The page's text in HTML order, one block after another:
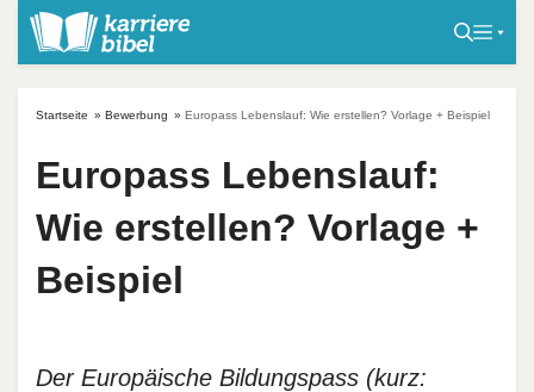
Startseite » Bewerbung » Europass Lebenslauf: Wie erstellen? Vorlage + Beispiel
Europass Lebenslauf:
Wie erstellen? Vorlage +
Beispiel
Der Europäische Bildungspass (kurz: